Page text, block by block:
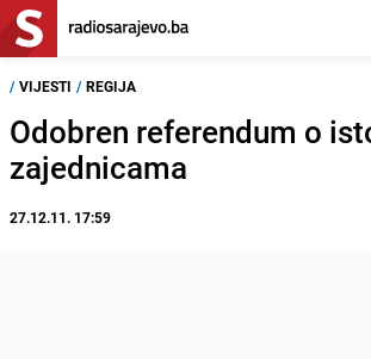
/ VIJESTI / REGIJA
Odobren referendum o
zajednicama
27.12.11. 17:59